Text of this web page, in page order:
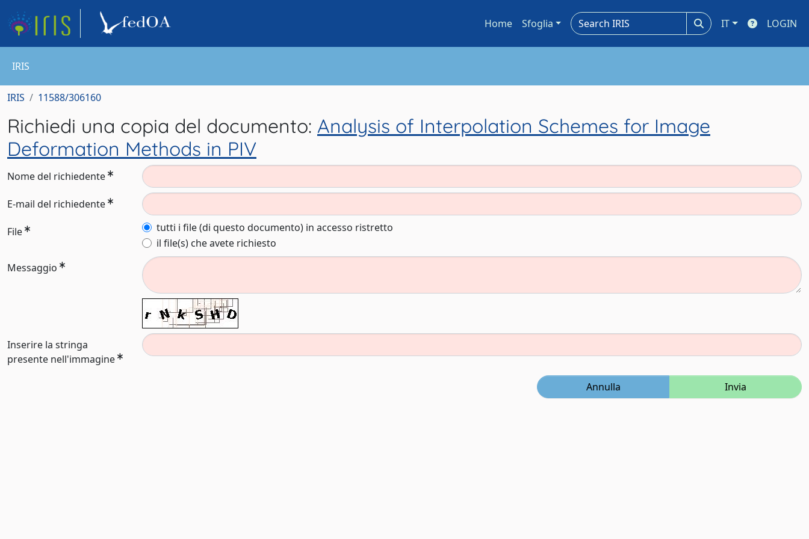
Home Sfoglia IT LOGIN
IRIS
IRIS 11588/306160
Richiedi una copia del documento: Analysis of Interpolation Schemes for Image
Deformation Methods in PIV
Nome del richiedente
E-mail del richiedente
File
tutti i file (di questo documento) in accesso ristretto
il file(s) che avete richiesto
Messaggio
Inserire la stringa
presente nell'immagine
Annulla Invia